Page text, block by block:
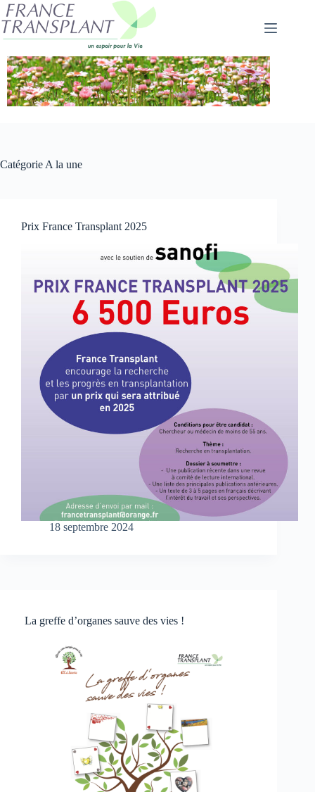
Passer
au
contenu
Catégorie A la une
Prix France Transplant 2025
18 septembre 2024
La greffe d’organes sauve des vies !